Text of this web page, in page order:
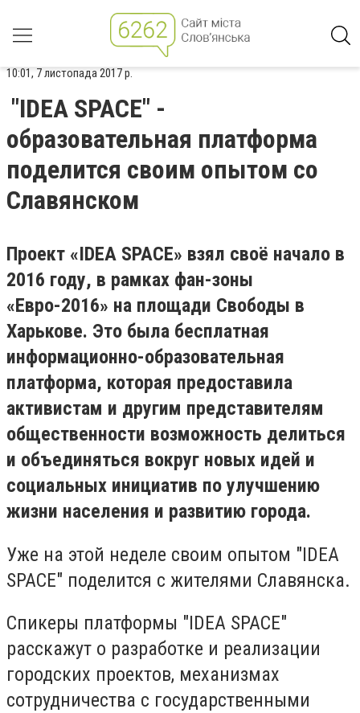
10:01, 7 листопада 2017 р.
"IDEA SPACE" -
образовательная платформа
поделится своим опытом со
Славянском
Проект «IDEA SPACE» взял своё начало в
2016 году, в рамках фан-зоны
«Евро-2016» на площади Свободы в
Харькове. Это была бесплатная
информационно-образовательная
платформа, которая предоставила
активистам и другим представителям
общественности возможность делиться
и объединяться вокруг новых идей и
социальных инициатив по улучшению
жизни населения и развитию города.
Уже на этой неделе своим опытом "IDEA
SPACE" поделится с жителями Славянска.
Спикеры платформы "IDEA SPACE"
расскажут о разработке и реализации
городских проектов, механизмах
сотрудничества с государственными